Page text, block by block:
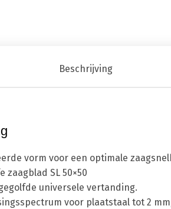
Beschrijving
vorm voor een optimale
zaagblad SL 50×50
universele vertanding.
voor plaatstaal tot 2